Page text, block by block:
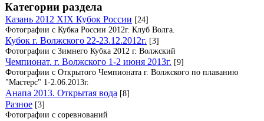
Категории раздела
Казань 2012 XIX Кубок России [24]
Фотографии с Кубка России 2012г. Клуб Волга.
Кубок г. Волжского 22-23.12.2012г. [3]
Фотографии с Зимнего Кубка 2012 г. Волжский
Чемпионат. г. Волжского 1-2 июня 2013г. [9]
Фотографии с Открытого Чемпионата г. Волжского по плаванию
"Мастерс" 1-2.06.2013г.
Анапа 2013. Открытая вода [8]
Разное [3]
Фотографии с соревнований